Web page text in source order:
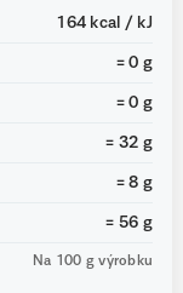
164 kcal / kJ
= 0 g
= 0 g
= 32 g
= 8 g
= 56 g
Na 100 g výrobku